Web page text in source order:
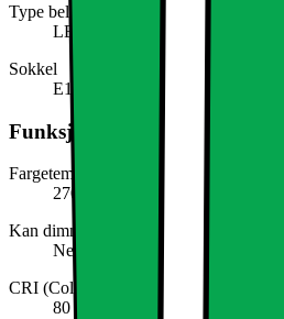
Type belysning
LED
Sokkel
E14
Funksjoner og egenskaper
Fargetemperatur (Kelvin)
2700
Kan dimmes
Nei
CRI (Colour Rendering Index)
80